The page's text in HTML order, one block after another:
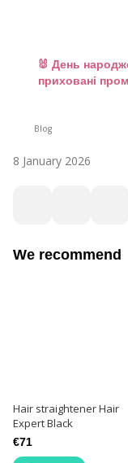
🐰 День
приховані
Blog
8 January 2026
We recommend
Hair straightener Hair
Expert Black
€71